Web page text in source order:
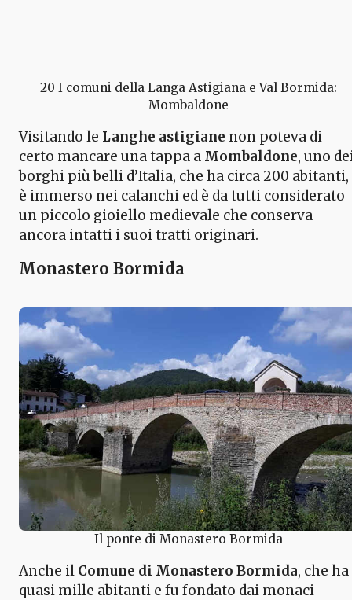
20 I comuni della Langa Astigiana e Val Bormida:
Mombaldone
Visitando le Langhe astigiane non poteva di
certo mancare una tappa a Mombaldone, uno
borghi più belli d’Italia, che ha circa 200 abitanti,
è immerso nei calanchi ed è da tutti considerato
un piccolo gioiello medievale che conserva
ancora intatti i suoi tratti originari.
Monastero Bormida
Il ponte di Monastero Bormida
Anche il Comune di Monastero Bormida, che ha
quasi mille abitanti e fu fondato dai monaci